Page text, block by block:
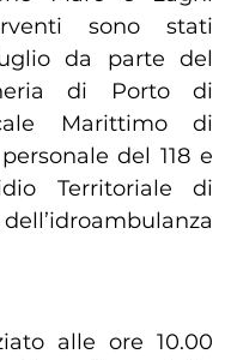
sono stati
da parte del
di Porto di
Marittimo di
del 118 e
Territoriale di
alle ore 10.00